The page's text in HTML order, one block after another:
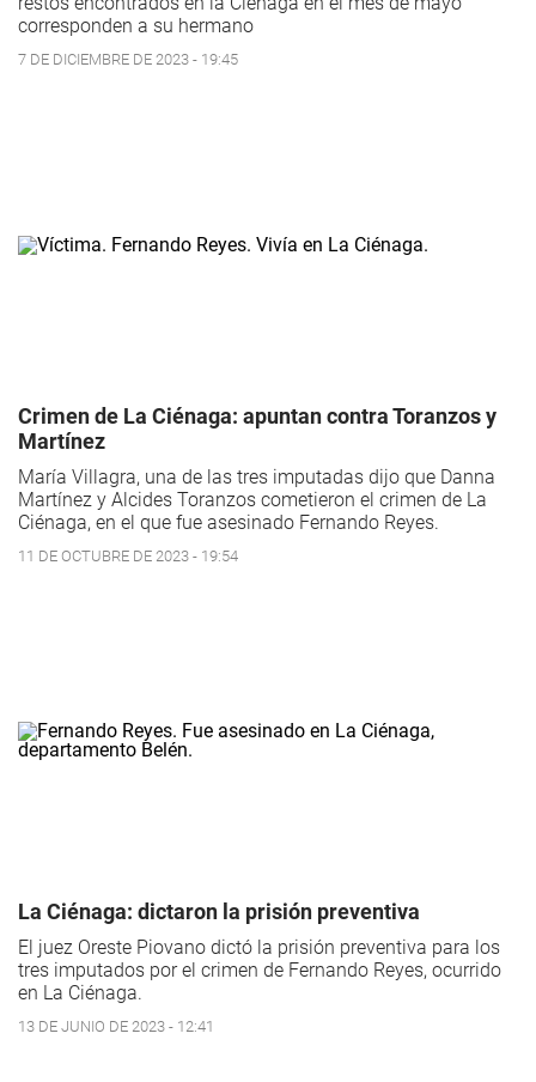
corresponden a su hermano
7 DE DICIEMBRE DE 2023 - 19:45
Crimen de La Ciénaga: apuntan contra Toranzos y
Martínez
María Villagra, una de las tres imputadas dijo que Danna
Martínez y Alcides Toranzos cometieron el crimen de La
Ciénaga, en el que fue asesinado Fernando Reyes.
11 DE OCTUBRE DE 2023 - 19:54
La Ciénaga: dictaron la prisión preventiva
El juez Oreste Piovano dictó la prisión preventiva para los
tres imputados por el crimen de Fernando Reyes, ocurrido
en La Ciénaga.
13 DE JUNIO DE 2023 - 12:41